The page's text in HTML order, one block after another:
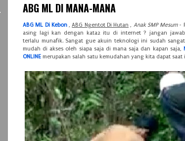
ABG ML DI MANA-MANA
ABG ML Di Kebon,ABG Ngentot Di Hutan , Anak SMP Mesum-
asing lagi kan dengan kata2 itu di internet ? jangan
terlalu munafik. Sangat gue akuin teknologi ini sudah
mudah di akses oleh siapa saja di mana saja dan kapan saja,
ONLINE merupakan salah satu kemudahan yang kita dapat saat